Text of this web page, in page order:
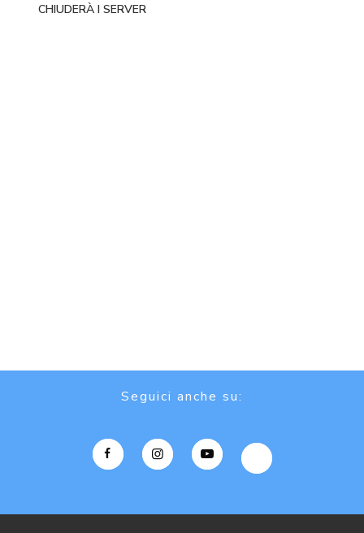
CHIUDERÀ I SERVER
Seguici anche su: